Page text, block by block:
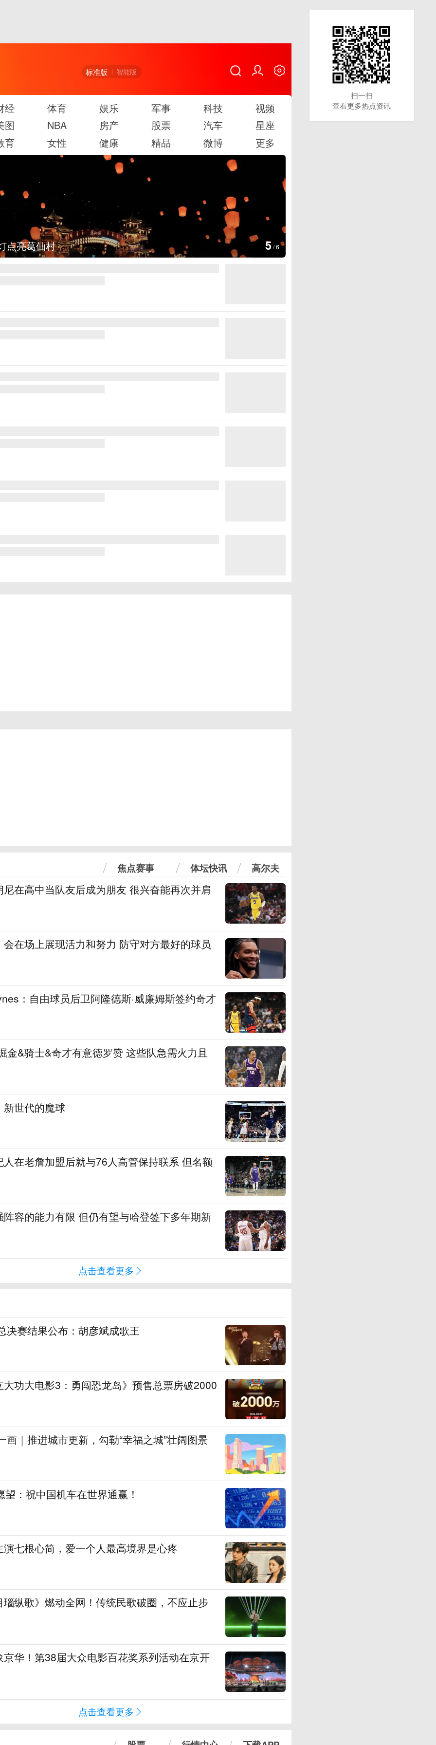
标准版 智能版
经 体育 娱乐 军事 科技
视频
图
NBA 房产 股票 汽车
星座
育
女性 健康 精品 微博 更多
点亮葛仙村 5/6
焦点赛事 体坛快讯 高尔夫
在高中当队友后成为朋友 很兴奋能再次并肩
在场上展现活力和努力 防守对方最好的球员
：自由球员后卫阿隆德斯·威廉姆斯签约奇才
金&骑士&奇才有意德罗赞 这些队急需火力且
世代的魔球
在老詹加盟后就与76人高管保持联系 但名额
容的能力有限 但仍有望与哈登签下多年期新
点击查看更多
决赛结果公布：胡彦斌成歌王
功大电影3：勇闯恐龙岛》预售总票房破2000
画｜推进城市更新，勾勒“幸福之城”壮阔图景
：祝中国机车在世界通赢！
七根心简，爱一个人最高境界是心疼
纵歌》燃动全网！传统民歌破圈，不应止步
华！第38届大众电影百花奖系列活动在京开
点击查看更多
扫一扫
查看更多热点资讯
扫一扫
查看更多热点资讯